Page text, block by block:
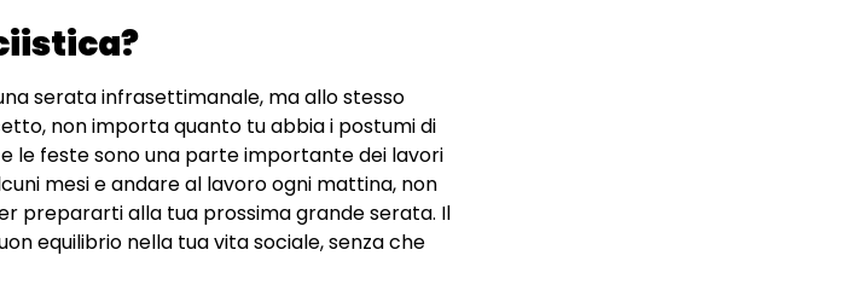
serata infrasettimanale, ma allo stesso
non importa quanto tu abbia i postumi di
le feste sono una parte importante dei lavori
mesi e andare al lavoro ogni mattina, non
prepararti alla tua prossima grande serata. Il
equilibrio nella tua vita sociale, senza che